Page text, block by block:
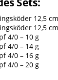
12,5
12,5
4/0 – 10 g
4/0 – 14 g
4/0 – 16 g
4/0 – 20 g